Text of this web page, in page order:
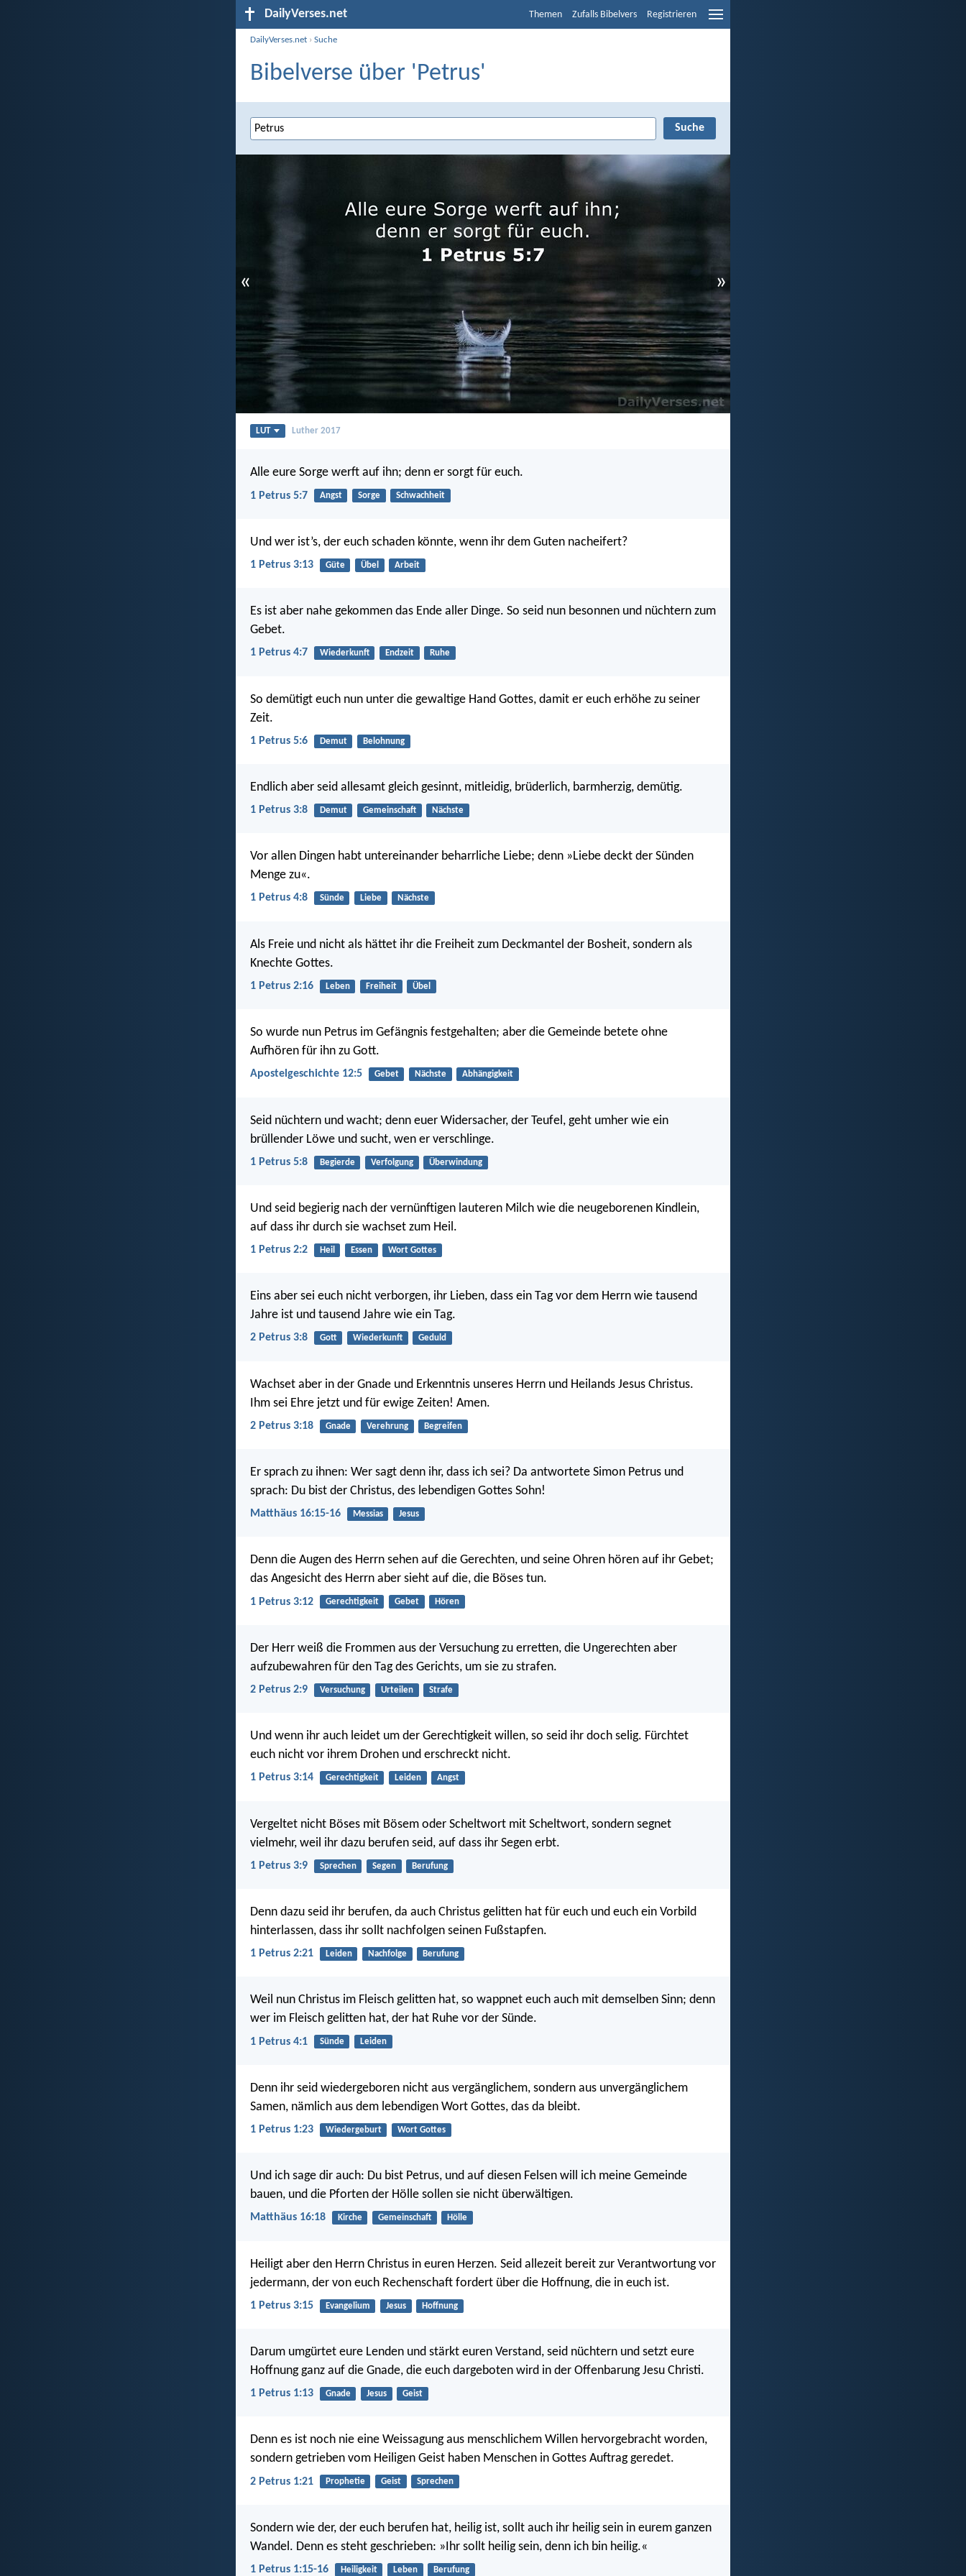
DailyVerses.net Themen Zufalls Bibelvers Registrieren
DailyVerses.net ›Suche
Bibelverse über 'Petrus'
« »
LUT Luther 2017
Alle eure Sorge werft auf ihn; denn er sorgt für euch.
1 Petrus 5:7 Angst Sorge Schwachheit
Und wer ist’s, der euch schaden könnte, wenn ihr dem Guten nacheifert?
1 Petrus 3:13 Güte Übel Arbeit
Es ist aber nahe gekommen das Ende aller Dinge. So seid nun besonnen und nüchtern zum
Gebet.
1 Petrus 4:7 Wiederkunft Endzeit Ruhe
So demütigt euch nun unter die gewaltige Hand Gottes, damit er euch erhöhe zu seiner
Zeit.
1 Petrus 5:6 Demut Belohnung
Endlich aber seid allesamt gleich gesinnt, mitleidig, brüderlich, barmherzig, demütig.
1 Petrus 3:8 Demut Gemeinschaft Nächste
Vor allen Dingen habt untereinander beharrliche Liebe; denn »Liebe deckt der Sünden
Menge zu«.
1 Petrus 4:8 Sünde Liebe Nächste
Als Freie und nicht als hättet ihr die Freiheit zum Deckmantel der Bosheit, sondern als
Knechte Gottes.
1 Petrus 2:16 Leben Freiheit Übel
So wurde nun Petrus im Gefängnis festgehalten; aber die Gemeinde betete ohne
Aufhören für ihn zu Gott.
Apostelgeschichte 12:5 Gebet Nächste Abhängigkeit
Seid nüchtern und wacht; denn euer Widersacher, der Teufel, geht umher wie ein
brüllender Löwe und sucht, wen er verschlinge.
1 Petrus 5:8 Begierde Verfolgung Überwindung
Und seid begierig nach der vernünftigen lauteren Milch wie die neugeborenen Kindlein,
auf dass ihr durch sie wachset zum Heil.
1 Petrus 2:2 Heil Essen Wort Gottes
Eins aber sei euch nicht verborgen, ihr Lieben, dass ein Tag vor dem Herrn wie tausend
Jahre ist und tausend Jahre wie ein Tag.
2 Petrus 3:8 Gott Wiederkunft Geduld
Wachset aber in der Gnade und Erkenntnis unseres Herrn und Heilands Jesus Christus.
Ihm sei Ehre jetzt und für ewige Zeiten! Amen.
2 Petrus 3:18 Gnade Verehrung Begreifen
Er sprach zu ihnen: Wer sagt denn ihr, dass ich sei? Da antwortete Simon Petrus und
sprach: Du bist der Christus, des lebendigen Gottes Sohn!
Matthäus 16:15-16 Messias Jesus
Denn die Augen des Herrn sehen auf die Gerechten, und seine Ohren hören auf ihr Gebet;
das Angesicht des Herrn aber sieht auf die, die Böses tun.
1 Petrus 3:12 Gerechtigkeit Gebet Hören
Der Herr weiß die Frommen aus der Versuchung zu erretten, die Ungerechten aber
aufzubewahren für den Tag des Gerichts, um sie zu strafen.
2 Petrus 2:9 Versuchung Urteilen Strafe
Und wenn ihr auch leidet um der Gerechtigkeit willen, so seid ihr doch selig. Fürchtet
euch nicht vor ihrem Drohen und erschreckt nicht.
1 Petrus 3:14 Gerechtigkeit Leiden Angst
Vergeltet nicht Böses mit Bösem oder Scheltwort mit Scheltwort, sondern segnet
vielmehr, weil ihr dazu berufen seid, auf dass ihr Segen erbt.
1 Petrus 3:9 Sprechen Segen Berufung
Denn dazu seid ihr berufen, da auch Christus gelitten hat für euch und euch ein Vorbild
hinterlassen, dass ihr sollt nachfolgen seinen Fußstapfen.
1 Petrus 2:21 Leiden Nachfolge Berufung
Weil nun Christus im Fleisch gelitten hat, so wappnet euch auch mit demselben Sinn; denn
wer im Fleisch gelitten hat, der hat Ruhe vor der Sünde.
1 Petrus 4:1 Sünde Leiden
Denn ihr seid wiedergeboren nicht aus vergänglichem, sondern aus unvergänglichem
Samen, nämlich aus dem lebendigen Wort Gottes, das da bleibt.
1 Petrus 1:23 Wiedergeburt Wort Gottes
Und ich sage dir auch: Du bist Petrus, und auf diesen Felsen will ich meine Gemeinde
bauen, und die Pforten der Hölle sollen sie nicht überwältigen.
Matthäus 16:18 Kirche Gemeinschaft Hölle
Heiligt aber den Herrn Christus in euren Herzen. Seid allezeit bereit zur Verantwortung vor
jedermann, der von euch Rechenschaft fordert über die Hoffnung, die in euch ist.
1 Petrus 3:15 Evangelium Jesus Hoffnung
Darum umgürtet eure Lenden und stärkt euren Verstand, seid nüchtern und setzt eure
Hoffnung ganz auf die Gnade, die euch dargeboten wird in der Offenbarung Jesu Christi.
1 Petrus 1:13 Gnade Jesus Geist
Denn es ist noch nie eine Weissagung aus menschlichem Willen hervorgebracht worden,
sondern getrieben vom Heiligen Geist haben Menschen in Gottes Auftrag geredet.
2 Petrus 1:21 Prophetie Geist Sprechen
Sondern wie der, der euch berufen hat, heilig ist, sollt auch ihr heilig sein in eurem ganzen
Wandel. Denn es steht geschrieben: »Ihr sollt heilig sein, denn ich bin heilig.«
1 Petrus 1:15-16 Heiligkeit Leben Berufung